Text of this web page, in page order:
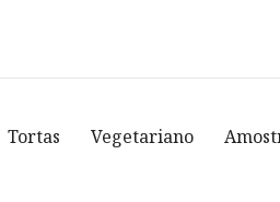
Tortas Vegetariano